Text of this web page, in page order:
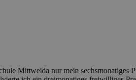
Mittweida nur mein